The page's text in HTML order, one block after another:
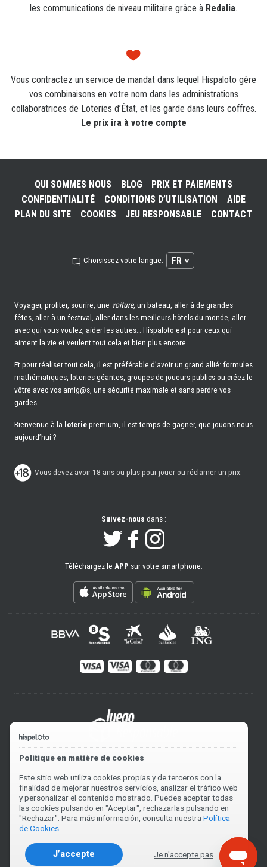
les communications de niveau militaire grâce à Redalia.
Vous contractez un service de mandat dans lequel Hispaloto gère
vos combinaisons en votre nom dans les administrations
collaboratrices de Loteries d’État, et les garde dans leurs coffres.
Le prix ira à votre compte
QUI SOMMES NOUS BLOG
PRIX ET PAIEMENTS
CONFIDENTIALITÉ
CONDITIONS D’UTILISATION
AIDE
PLAN DU SITE
COOKIES JEU RESPONSABLE CONTACT
Choisissez votre langue: FR
Voyager, profiter, sourire, une voiture, un bateau, aller à de grandes
fêtes, aller à un festival, aller dans les meilleurs hôtels du monde, aller
avec qui vous voulez, aider les autres… Hispaloto est pour ceux qui
aiment la vie et veulent tout cela et bien plus encore
Et pour réaliser tout cela, il est préférable d’avoir un grand allié: formules
mathématiques, loteries géantes, groupes de joueurs publics ou créez le
vôtre avec vos amig@s, une sécurité maximale et sans perdre vos
gardes
Bienvenue à la loteriepremium, il est temps de gagner, que jouons-nous
aujourd’hui ?
Vous devez avoir 18 ans ou plus pour jouer ou réclamer un prix.
Suivez-nous dans :
Téléchargez le APP sur votre smartphone:
2004-2026 © Hispaloto. V0.0547US82
Politique en matière de cookies
Este sitio web utiliza cookies propias y de terceros con la
finalidad de mejorar nuestros servicios, analizar el tráfico web
y personalizar el contenido mostrado. Puedes aceptar todas
las cookies pulsando en "Aceptar", rechazarlas pulsando en
"Rechazar". Para más información, consulta nuestra Política
de Cookies
J’accepte Je n'accepte pas